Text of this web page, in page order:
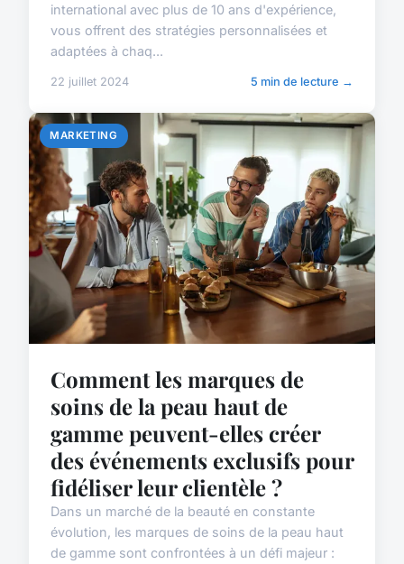
international avec plus de 10 ans d'expérience,
vous offrent des stratégies personnalisées et
adaptées à chaq...
22 juillet 2024 5 min de lecture →
MARKETING
Comment les marques de
soins de la peau haut de
gamme peuvent-elles créer
des événements exclusifs pour
fidéliser leur clientèle ?
Dans un marché de la beauté en constante
évolution, les marques de soins de la peau haut
de gamme sont confrontées à un défi majeur :